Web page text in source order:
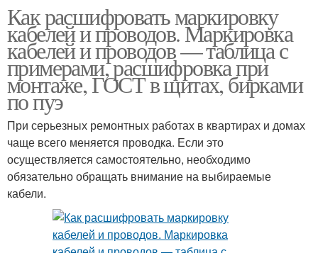
Как расшифровать маркировку
кабелей и проводов. Маркировка
кабелей и проводов — таблица с
примерами, расшифровка при
монтаже, ГОСТ в щитах, бирками
по пуэ
При серьезных ремонтных работах в квартирах и домах
чаще всего меняется проводка. Если это
осуществляется самостоятельно, необходимо
обязательно обращать внимание на выбираемые
кабели.